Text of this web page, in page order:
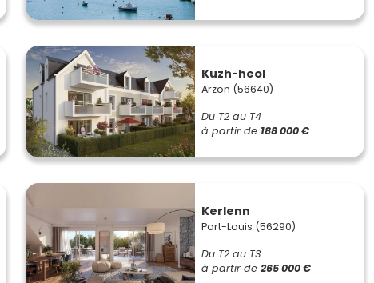
Kuzh-heol
Arzon (56640)
Du T2 au T4
à partir de 188 000 €
Kerlenn
Port-Louis (56290)
Du T2 au T3
à partir de 265 000 €